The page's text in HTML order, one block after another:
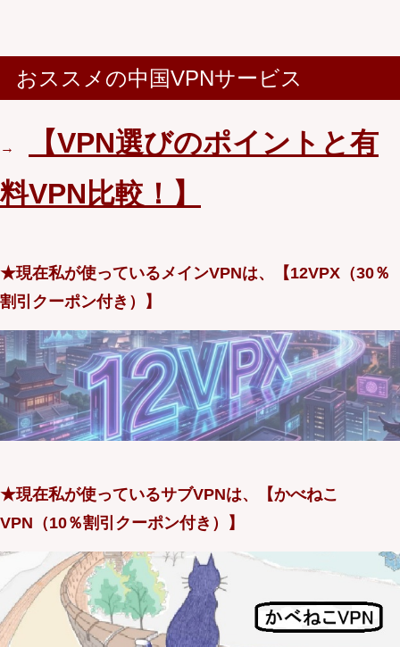
おススメの中国VPNサービス
→
【VPN選びのポイントと有
料VPN比較！】
★現在私が使っているメインVPNは、【12VPX（30％
割引クーポン付き）】
★現在私が使っているサブVPNは、【かべねこ
VPN（10％割引クーポン付き）】